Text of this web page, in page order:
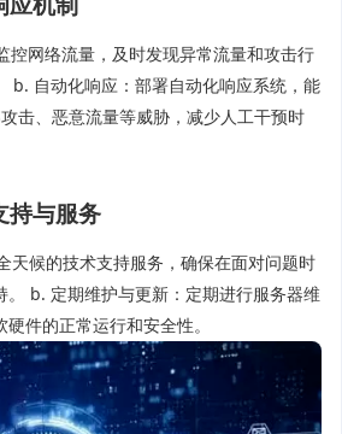
控网络流量，及时发现异常流量和攻击行
b. 自动化响应：部署自动化响应系统，能
击、恶意流量等威胁，减少人工干预时
持与服务
天候的技术支持服务，确保在面对问题时
。 b. 定期维护与更新：定期进行服务器维
件的正常运行和安全性。